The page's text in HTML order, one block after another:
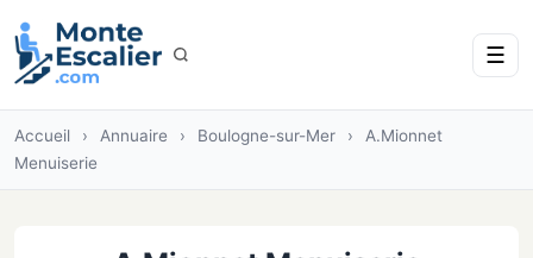
☰
Accueil › Annuaire › Boulogne-sur-Mer ›
A.Mionnet
Menuiserie